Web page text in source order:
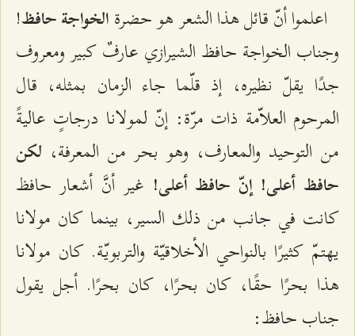
اعلموا أنّ قائل هذا الشعر هو حضرةالخواجة حافظ!
وجناب الخواجة حافظ الشيرازي عارفٌ كبير ومعروف
جدًا يقلّ نظيره، إذ قلّما جاء الزمان بمثله، قال
المرحوم العلاّمة ذات مرّة: إنّ لمولانا درجاتٍ عاليةً
من التوحيد والمعارف، وهو بحر من المعرفة، لكن
حافظ أعلى! إنّ حافظ أعلى! غير أنَّ أشعار حافظ
كانت في جانب من ذلك السير، بينما كان مولانا
يهتمّ كثيرًا بالنواحي الأخلاقيّة والتربويّة. كان مولانا
هذا بحرًا حقًا، كان بحرًا، كان بحرًا. أجل يقول
جناب حافظ: